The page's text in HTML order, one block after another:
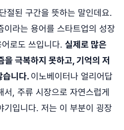
절된 구간을 뜻하는 말인데요.
이라는 용어를 스타트업의 성장
로도 쓰입니다. 실제로 많은
을 극복하지 못하고, 기억의 저
습니다. 이노베이터나 얼리어답
, 주류 시장으로 자연스럽게
기입니다. 저는 이 부분이 굉장